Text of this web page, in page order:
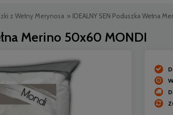
z Wełny Merynosa » IDEALNY SEN Poduszka Wełna
Merino 50x60 MONDI